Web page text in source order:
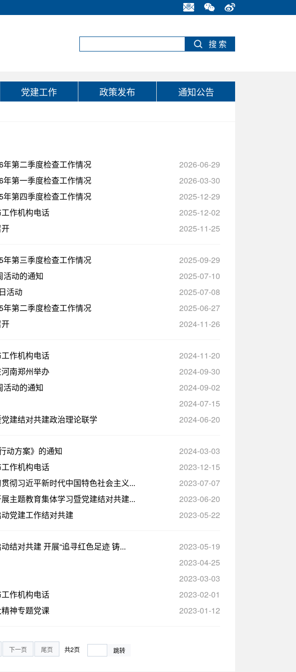
党建工作 政策发布 通知公告
第二季度检查工作情况
2026-06-29
第一季度检查工作情况
2026-03-30
第四季度检查工作情况
2025-12-29
作机构电话
2025-12-02
2025-11-25
第三季度检查工作情况
2025-09-29
活动的通知
2025-07-10
活动
2025-07-08
第二季度检查工作情况
2025-06-27
2024-11-26
作机构电话
2024-11-20
南郑州举办
2024-09-30
活动的通知
2024-09-02
2024-07-15
建结对共建政治理论联学
2024-06-20
动方案》的通知
2024-03-03
作机构电话
2023-12-15
彻习近平新时代中国特色社会主义...
2023-07-07
主题教育集体学习暨党建结对共建...
2023-06-20
党建工作结对共建
2023-05-22
结对共建 开展“追寻红色足迹 铸...
2023-05-19
2023-04-25
2023-03-03
作机构电话
2023-02-01
神专题党课
2023-01-12
下一页 尾页 共2页 跳转